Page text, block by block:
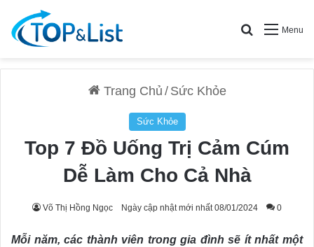
Menu
Search for
Trang Chủ / Sức Khỏe
Sức Khỏe
Top 7 Đồ Uống Trị Cảm Cúm
Dễ Làm Cho Cả Nhà
Võ Thị Hồng Ngọc Ngày cập nhật mới nhất 08/01/2024 0
Mỗi năm, các thành viên trong gia đình sẽ ít nhất một